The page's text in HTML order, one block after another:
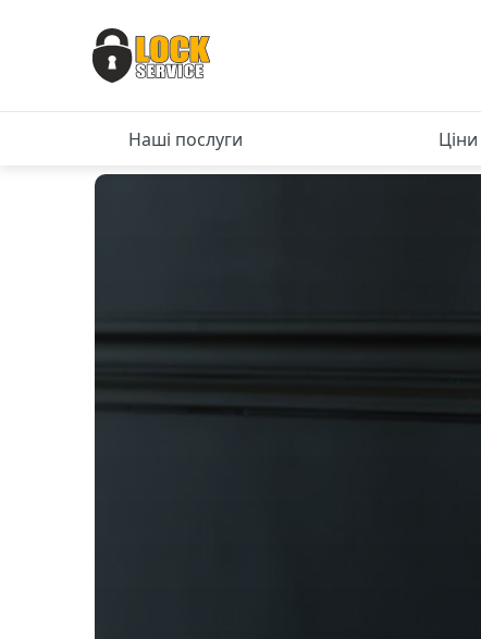
Наші послуги Ціни